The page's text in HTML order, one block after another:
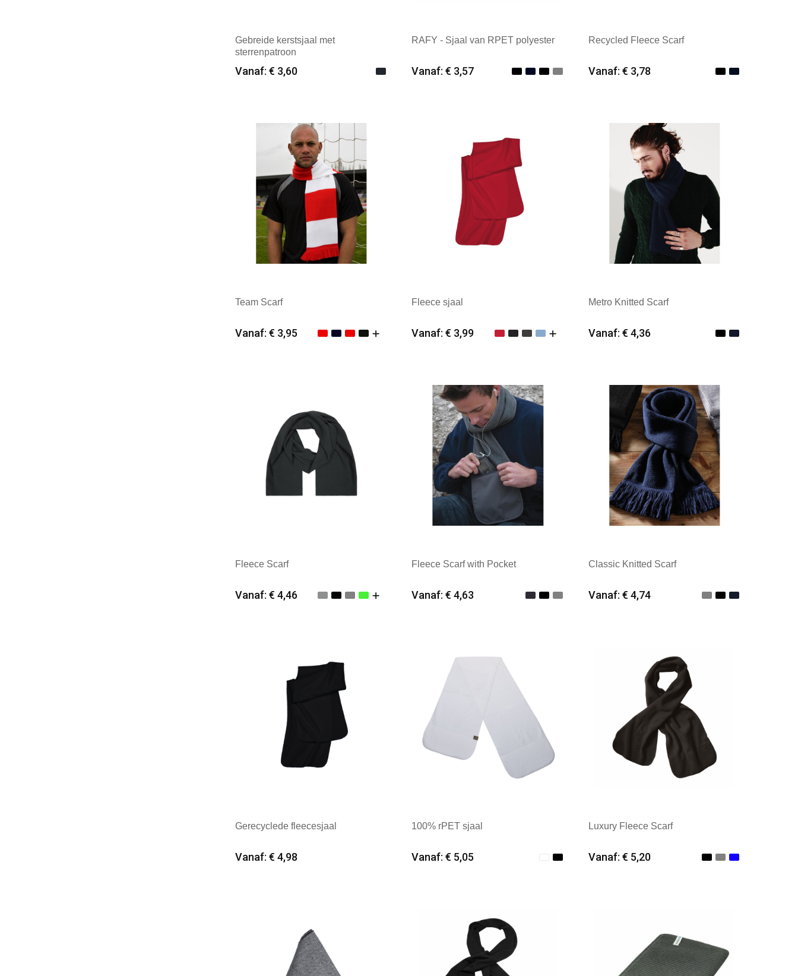
Gebreide kerstsjaal met
sterrenpatroon
Vanaf: € 3,60
RAFY - Sjaal van RPET polyester
Vanaf: € 3,57
Recycled Fleece Scarf
Vanaf: € 3,78
Team Scarf
Vanaf: € 3,95
Fleece sjaal
Vanaf: € 3,99
Metro Knitted Scarf
Vanaf: € 4,36
Fleece Scarf
Vanaf: € 4,46
Fleece Scarf with Pocket
Vanaf: € 4,63
Classic Knitted Scarf
Vanaf: € 4,74
Gerecyclede fleecesjaal
Vanaf: € 4,98
100% rPET sjaal
Vanaf: € 5,05
Luxury Fleece Scarf
Vanaf: € 5,20